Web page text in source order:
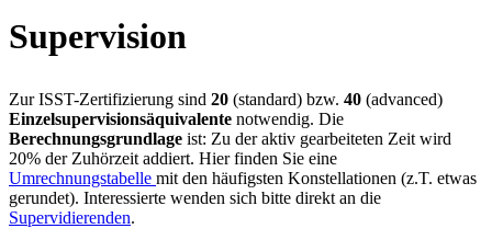
Supervision
Zur ISST-Zertifizierung sind 20 (standard) bzw. 40 (advanced)
Einzelsupervisionsäquivalente notwendig. Die
Berechnungsgrundlage ist: Zu der aktiv gearbeiteten Zeit wird
20% der Zuhörzeit addiert. Hier finden Sie eine
Umrechnungstabelle mit den häufigsten Konstellationen (z.T. etwas
gerundet). Interessierte wenden sich bitte direkt an die
Supervidierenden.